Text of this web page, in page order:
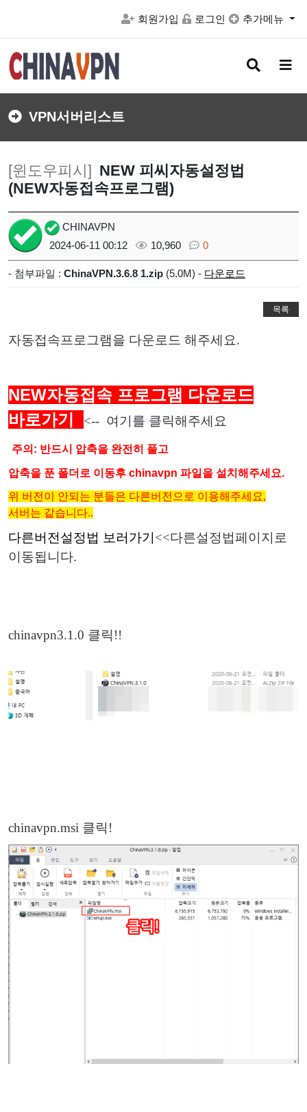
회원가입 로그인 추가메뉴
검
버
메
버
VPN서버리스트
[윈도우피시] NEW 피씨자동설정법
(NEW자동접속프로그램)
CHINAVPN
2024-06-11 00:12
10,960 0
- 첨부파일 : ChinaVPN.3.6.8 1.zip (5.0M) - 다운로드
목록
자동접속프로그램을 다운로드 해주세요.
NEW자동접속 프로그램 다운로드
바로가기
<-- 여기를 클릭해주세요
주의: 반드시 압축을 완전히 풀고
압축을 푼 폴더로 이동후 chinavpn 파일을 설치해주세요.
위 버전이 안되는 분들은 다른버전으로 이용해주세요,
서버는 같습니다..
다른버전설정법 보러가기 <<다른설정법페이지로
이동됩니다.
chinavpn3.1.0 클릭!!
chinavpn.msi 클릭!